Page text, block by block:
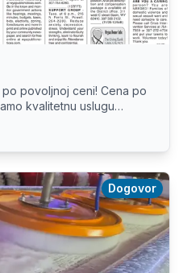
povoljnoj ceni! Cena po
kvalitetnu uslugu
obr...
Dogovor